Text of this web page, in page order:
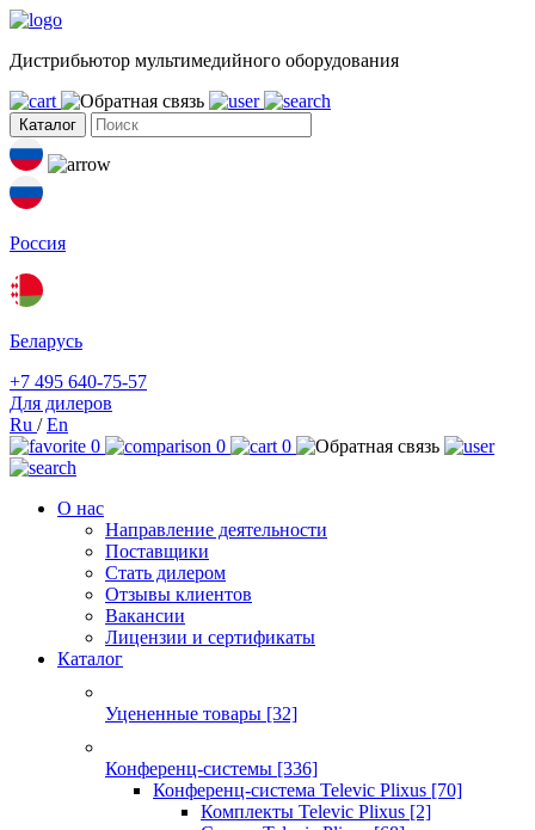
Дистрибьютор мультимедийного оборудования
Каталог
Россия
Беларусь
+7 495 640-75-57
Для дилеров
Ru /En
0
0 0
О нас
Направление деятельности
Поставщики
Стать дилером
Отзывы клиентов
Вакансии
Лицензии и сертификаты
Каталог
Уцененные товары [32]
Конференц-системы [336]
Конференц-система Televic Plixus [70]
Комплекты Televic Plixus [2]